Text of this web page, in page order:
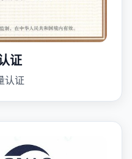
证
认证